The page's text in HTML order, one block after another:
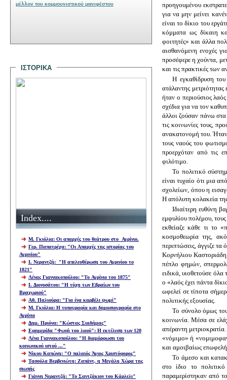
προηγουμένου
για να μην μείνει
είναι το δίκιο του
κόμματα ως δίκαιη
φοιτητές» και άλλα
αισθανόμενη ενοχές
προσέφερε η χούντα,
και τις πρακτικές των
Η εγκαθίδρυση
ατάλαντης
ήταν ο περιούσιος
σχέδια για να τον
άλλοι ζούσαν πάνω στα
τις κοινωνίες τους,
ανακατονομή του. Ήταν
τους ναούς του
προερχόταν από τις
φιλότιμο.
Το πολιτικό
είναι τυχαίο ότι μια
σχολείων, όπου η
Η απόλυτη κολακεία
Ιδιαίτερη ευθύνη
εμφυλίου πολέμου,
εκθείαζε κάθε τι το
κοσμοθεωρία της,
περιπτώσεις, άγγιζε
Κορνήλιου
πέπλο φημών,
ειδικά, υιοθετούσε
ο «λαός έχει πάντα
ωφελεί σε τίποτα
πολιτικής εξουσίας.
Το σύνολο όμως
κοινωνία. Μέσα σε
απέραντη
«νόμιμο» ή
και αμοιβαίως
Το άμεσο και
στο ίδιο το
παραμερίστηκαν από
μέλλον του κομμουνιστικού μανιφέστου
ιστορικα
Index....
Μ. Γκιόλια: Οι απαρχές του θεάτρου στο Αγρίνιο.
Γερ. Παπατρέχα: "Oι Απαρχές της ιστορίας του
Αγρινίου"
Ι. Νεραντζή: "Η απελευθέρωση του Αγρινίου το
1821"
Λένας Γιαννακοπούλου: "Το Αγρίνιο του 1875"
Ι. Διονυσάτου: "Η τύχη των Εβραίων του
Βραχωριού"
Αθ. Παλιούρα: "Για ένα καρβέλι ψωμί"
Μ. Γκιόλια: Η τυπογραφία και δημοσιογραφία στο
Αγρίνιο
Δημ. Πριόνα: "Κώστας Σιαδήμας"
Εφημερίδα "Φωνή του λαού": Η εκτέλεση των 120
Λένα Γιαννακοπούλου: "Η διαμόρφωση του
κοινωνικού ιστού ..."
Νίκου Καπώνη: "Ο παλαιός Άγιος Χριστόφορος"
Τασούλα Βερβενιώτη: Ζαπάντ, η Μεγάλη Χώρα της
σιωπής
Γιάννη Νεραντζή: "Το Σαντζάκιον του Κάρλελι"